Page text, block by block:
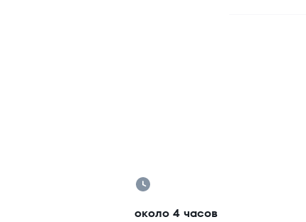
около 4 часов